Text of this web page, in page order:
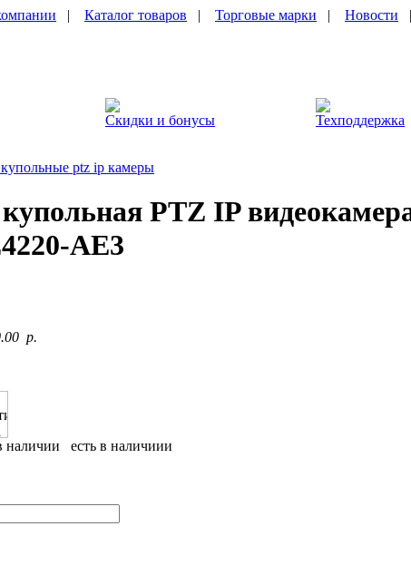
| Каталог товаров | Торговые марки | Новости
Скидки и бонусы Техподдержка
ptz ip камеры
PTZ IP
AE3
p.
есть в наличиии